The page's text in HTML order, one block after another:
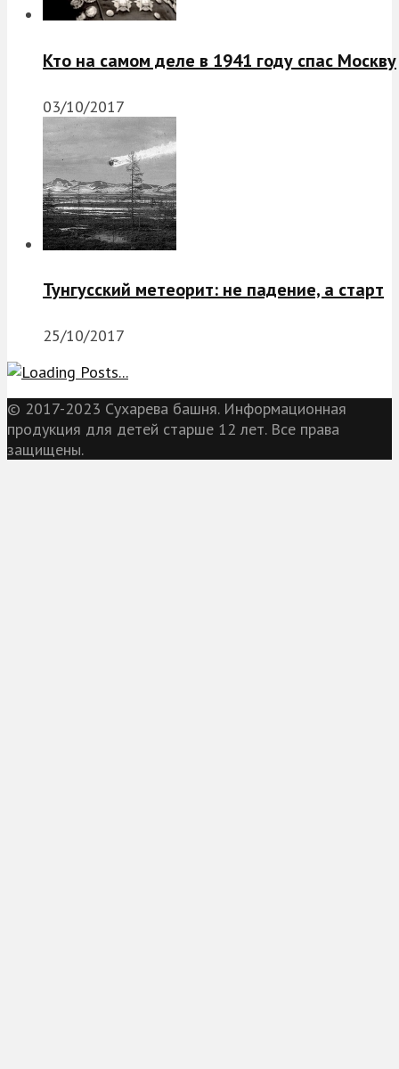
Кто на самом деле в 1941 году спас Москву
03/10/2017
Тунгусский метеорит: не падение, а старт
25/10/2017
© 2017-2023 Сухарева башня. Информационная
продукция для детей старше 12 лет. Все права
защищены.